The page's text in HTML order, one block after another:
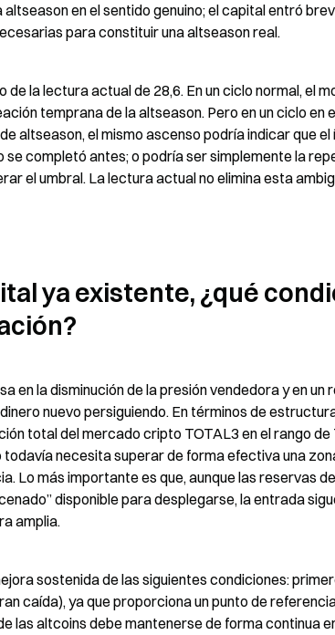
en el sentido genuino; el capital entró
para constituir una altseason real.
la lectura actual de 28,6. En un ciclo normal, el
temprana de la altseason. Pero en un ciclo en
altseason, el mismo ascenso podría indicar que
completó antes; o podría ser simplemente la
el umbral. La lectura actual no elimina esta
ya existente, ¿qué
en la disminución de la presión vendedora y en un
nuevo persiguiendo. En términos de
total del mercado cripto TOTAL3 en el rango de
necesita superar de forma efectiva una
Lo más importante es que, aunque las reservas
disponible para desplegarse, la entrada
amplia.
sostenida de las siguientes condiciones:
caída), ya que proporciona un punto de
las altcoins debe mantenerse de forma continua